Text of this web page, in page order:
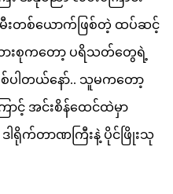
းတစ်ယောက်ဖြစ်တဲ့ ထပ်ဆင့်
ားစုကတော့ ပရိသတ်တွေရဲ့
ပါတယ်နော်.. သူမကတော့
ာင့် အင်းစိန်ထေင်ထဲမှာ
ါရိုက်တာဏကြီးနဲ့ ပိုင်ဖြိုးသု